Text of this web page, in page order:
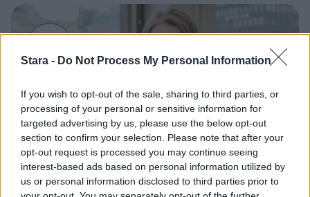
Stara - Do Not Process My Personal Information
If you wish to opt-out of the sale, sharing to third parties, or
processing of your personal or sensitive information for
targeted advertising by us, please use the below opt-out
section to confirm your selection. Please note that after your
opt-out request is processed you may continue seeing
interest-based ads based on personal information utilized by
us or personal information disclosed to third parties prior to
2
UUTISET
Työnantaja ei hyväksynyt